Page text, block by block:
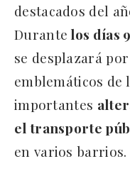
destacados del
Durante los días
se desplazará
emblemáticos de
importantes
el transporte
en varios barrios.